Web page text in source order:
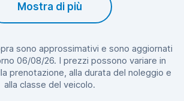
Mostra di più
sono approssimativi e sono aggiornati
06/08/26. I prezzi possono variare in
prenotazione, alla durata del noleggio e
alla classe del veicolo.